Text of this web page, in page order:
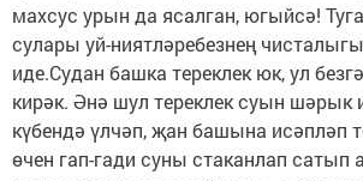
махсус урын да ясалган, югыйсә!
сулары уй-ниятләребезнең
иде.Судан башка тереклек юк, ул
кирәк. Әнә шул тереклек суын шәрык
күбендә үлчәп, җан башына исәпләп
өчен гап-гади суны стаканлап сатып